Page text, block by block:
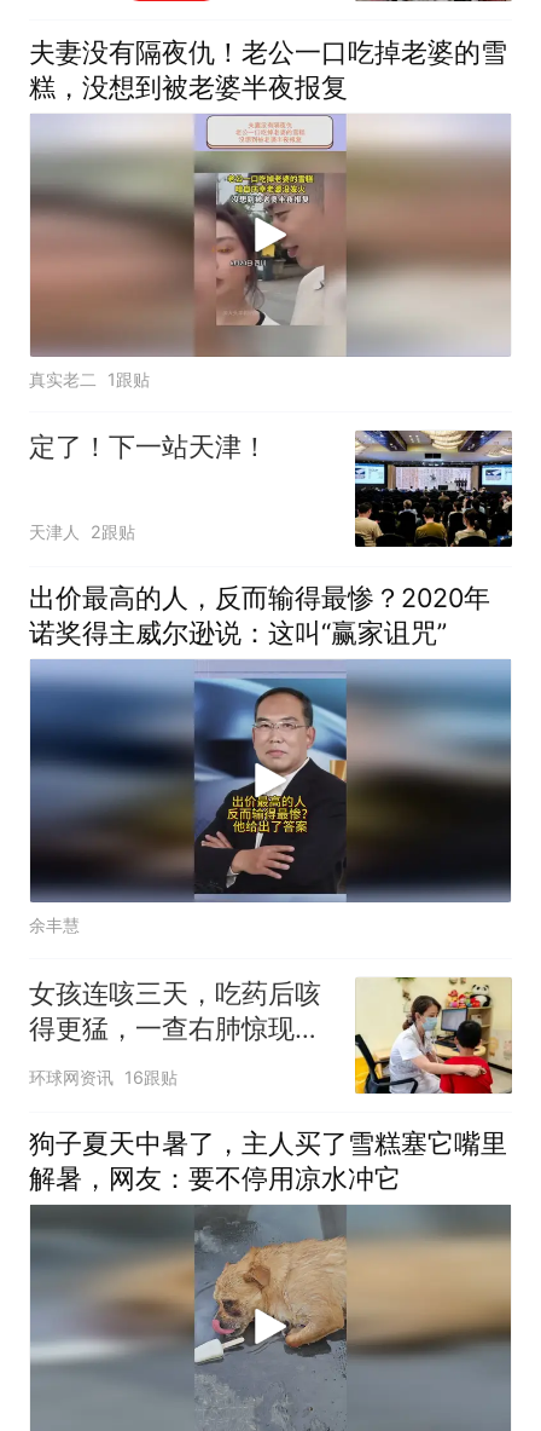
夫妻没有隔夜仇！老公一口吃掉老婆的雪
糕，没想到被老婆半夜报复
真实老二 1跟贴
定了！下一站天津！
天津人 2跟贴
出价最高的人，反而输得最惨？2020年
诺奖得主威尔逊说：这叫“赢家诅咒”
余丰慧
女孩连咳三天，吃药后咳
得更猛，一查右肺惊现大
片阴影！奶奶说出细节：
环球网资讯 16跟贴
狗子夏天中暑了，主人买了雪糕塞它嘴里
解暑，网友：要不停用凉水冲它